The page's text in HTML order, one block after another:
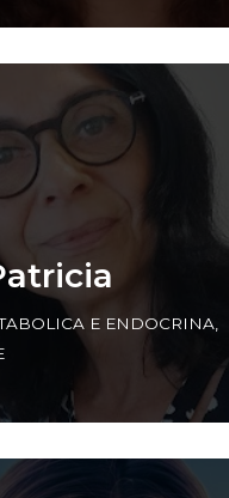
E ENDOCRINA,